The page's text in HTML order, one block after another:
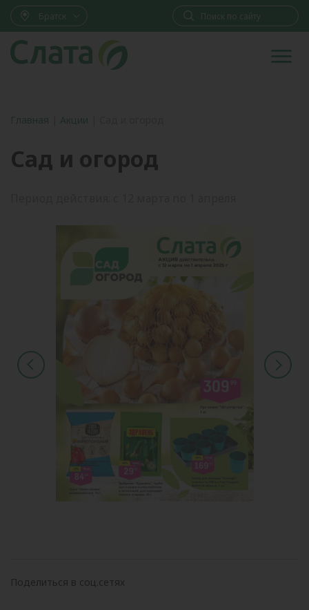
Братск
Главная Акции
Сад и огород
Поделиться в соц.сетях